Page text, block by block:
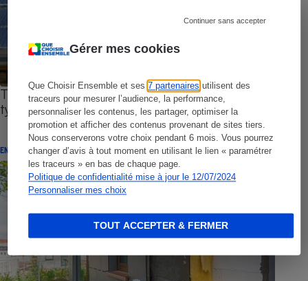
Gérer mes cookies
Que Choisir Ensemble et ses7 partenaires utilisent des
traceurs pour mesurer l’audience, la performance,
personnaliser les contenus, les partager, optimiser la
promotion et afficher des contenus provenant de sites tiers.
Nous conserverons votre choix pendant 6 mois. Vous pourrez
changer d’avis à tout moment en utilisant le lien « paramétrer
les traceurs » en bas de chaque page.
Politique de confidentialité mise à jour le 12/07/2024
Personnaliser mes choix
Continuer sans accepter
TOUT ACCEPTER & FERMER
Travaux de rénovation énergétique - Des lettres
types pour régler les litiges les plus courants
ENQUÊTE